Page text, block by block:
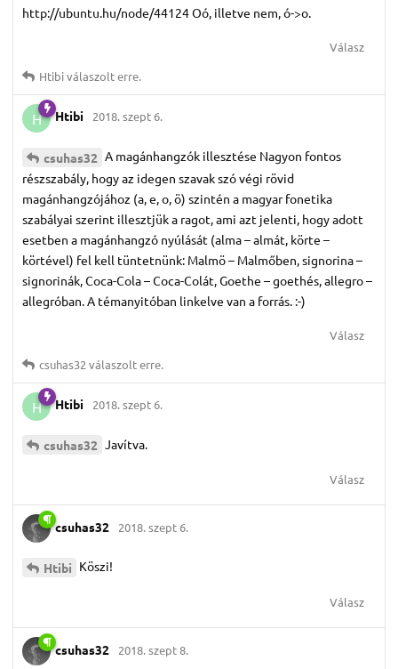
http://ubuntu.hu/node/44124 Oó, illetve nem, ó->o.
Válasz
Htibiválaszolt erre.
H Htibi 2018. szept 6.
csuhas32 A magánhangzók illesztése Nagyon fontos
részszabály, hogy az idegen szavak szó végi rövid
magánhangzójához (a, e, o, ö) szintén a magyar fonetika
szabályai szerint illesztjük a ragot, ami azt jelenti, hogy adott
esetben a magánhangzó nyúlását (alma – almát, körte –
körtével) fel kell tüntetnünk: Malmö – Malmőben, signorina –
signorinák, Coca-Cola – Coca-Colát, Goethe – goethés, allegro –
allegróban. A témanyitóban linkelve van a forrás. :-)
Válasz
csuhas32 válaszolt erre.
H Htibi 2018. szept 6.
csuhas32 Javítva.
Válasz
csuhas32 2018. szept 6.
Htibi Köszi!
Válasz
csuhas32 2018. szept 8.